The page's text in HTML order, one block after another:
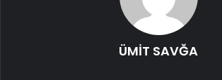
ÜMİT SAVĞA